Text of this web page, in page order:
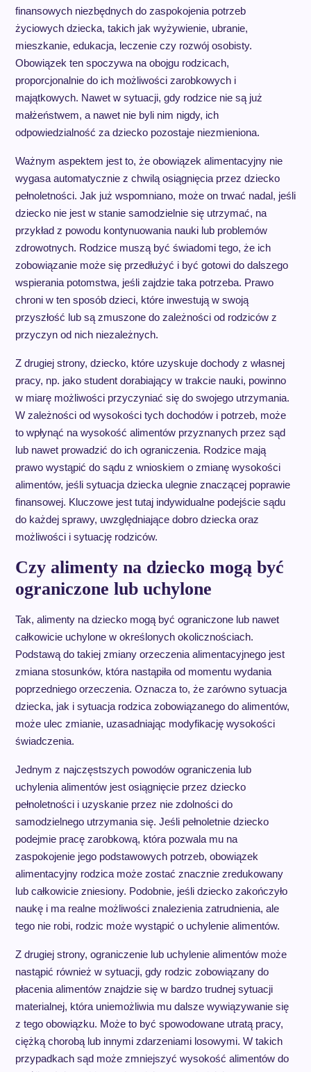
finansowych niezbędnych do zaspokojenia potrzeb
życiowych dziecka, takich jak wyżywienie, ubranie,
mieszkanie, edukacja, leczenie czy rozwój osobisty.
Obowiązek ten spoczywa na obojgu rodzicach,
proporcjonalnie do ich możliwości zarobkowych i
majątkowych. Nawet w sytuacji, gdy rodzice nie są już
małżeństwem, a nawet nie byli nim nigdy, ich
odpowiedzialność za dziecko pozostaje niezmieniona.
Ważnym aspektem jest to, że obowiązek alimentacyjny nie
wygasa automatycznie z chwilą osiągnięcia przez dziecko
pełnoletności. Jak już wspomniano, może on trwać nadal, jeśli
dziecko nie jest w stanie samodzielnie się utrzymać, na
przykład z powodu kontynuowania nauki lub problemów
zdrowotnych. Rodzice muszą być świadomi tego, że ich
zobowiązanie może się przedłużyć i być gotowi do dalszego
wspierania potomstwa, jeśli zajdzie taka potrzeba. Prawo
chroni w ten sposób dzieci, które inwestują w swoją
przyszłość lub są zmuszone do zależności od rodziców z
przyczyn od nich niezależnych.
Z drugiej strony, dziecko, które uzyskuje dochody z własnej
pracy, np. jako student dorabiający w trakcie nauki, powinno
w miarę możliwości przyczyniać się do swojego utrzymania.
W zależności od wysokości tych dochodów i potrzeb, może
to wpłynąć na wysokość alimentów przyznanych przez sąd
lub nawet prowadzić do ich ograniczenia. Rodzice mają
prawo wystąpić do sądu z wnioskiem o zmianę wysokości
alimentów, jeśli sytuacja dziecka ulegnie znaczącej poprawie
finansowej. Kluczowe jest tutaj indywidualne podejście sądu
do każdej sprawy, uwzględniające dobro dziecka oraz
możliwości i sytuację rodziców.
Czy alimenty na dziecko mogą być
ograniczone lub uchylone
Tak, alimenty na dziecko mogą być ograniczone lub nawet
całkowicie uchylone w określonych okolicznościach.
Podstawą do takiej zmiany orzeczenia alimentacyjnego jest
zmiana stosunków, która nastąpiła od momentu wydania
poprzedniego orzeczenia. Oznacza to, że zarówno sytuacja
dziecka, jak i sytuacja rodzica zobowiązanego do alimentów,
może ulec zmianie, uzasadniając modyfikację wysokości
świadczenia.
Jednym z najczęstszych powodów ograniczenia lub
uchylenia alimentów jest osiągnięcie przez dziecko
pełnoletności i uzyskanie przez nie zdolności do
samodzielnego utrzymania się. Jeśli pełnoletnie dziecko
podejmie pracę zarobkową, która pozwala mu na
zaspokojenie jego podstawowych potrzeb, obowiązek
alimentacyjny rodzica może zostać znacznie zredukowany
lub całkowicie zniesiony. Podobnie, jeśli dziecko zakończyło
naukę i ma realne możliwości znalezienia zatrudnienia, ale
tego nie robi, rodzic może wystąpić o uchylenie alimentów.
Z drugiej strony, ograniczenie lub uchylenie alimentów może
nastąpić również w sytuacji, gdy rodzic zobowiązany do
płacenia alimentów znajdzie się w bardzo trudnej sytuacji
materialnej, która uniemożliwia mu dalsze wywiązywanie się
z tego obowiązku. Może to być spowodowane utratą pracy,
ciężką chorobą lub innymi zdarzeniami losowymi. W takich
przypadkach sąd może zmniejszyć wysokość alimentów do